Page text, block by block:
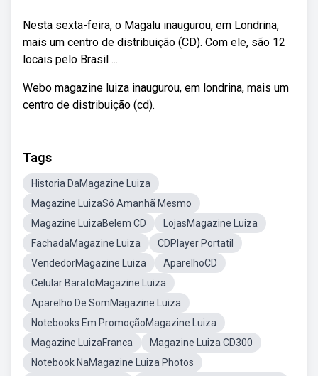
Nesta sexta-feira, o Magalu inaugurou, em Londrina,
mais um centro de distribuição (CD). Com ele, são 12
locais pelo Brasil ...
Webo magazine luiza inaugurou, em londrina, mais um
centro de distribuição (cd).
Tags
Historia DaMagazine Luiza
Magazine LuizaSó Amanhã Mesmo
Magazine LuizaBelem CD
LojasMagazine Luiza
FachadaMagazine Luiza
CDPlayer Portatil
VendedorMagazine Luiza
AparelhoCD
Celular BaratoMagazine Luiza
Aparelho De SomMagazine Luiza
Notebooks Em PromoçãoMagazine Luiza
Magazine LuizaFranca
Magazine Luiza CD300
Notebook NaMagazine Luiza Photos